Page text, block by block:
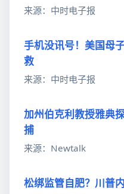
来源：中时电子报
手机没讯号！美国母
救
来源：中时电子报
加州伯克利教授雅典
捕
来源：Newtalk
松绑监管自肥？川普